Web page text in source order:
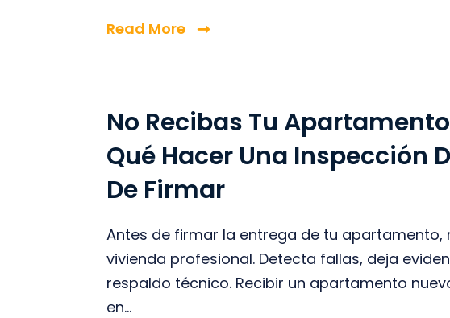
Read More
No Recibas Tu
Qué Hacer Una Inspección
De Firmar
Antes de firmar la entrega de tu apartamento,
vivienda profesional. Detecta fallas, deja
respaldo técnico. Recibir un apartamento
en...